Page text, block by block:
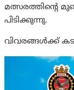
മത്സരത്തിന്റെ
പിടിക്കുന്നു.
വിവരങ്ങൾക്ക്